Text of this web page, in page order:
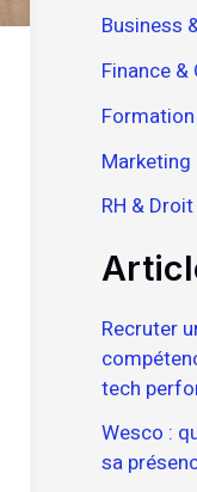
Business
Finance &
Marketing
RH & Droit
Recruter
tech
Wesco :
sa